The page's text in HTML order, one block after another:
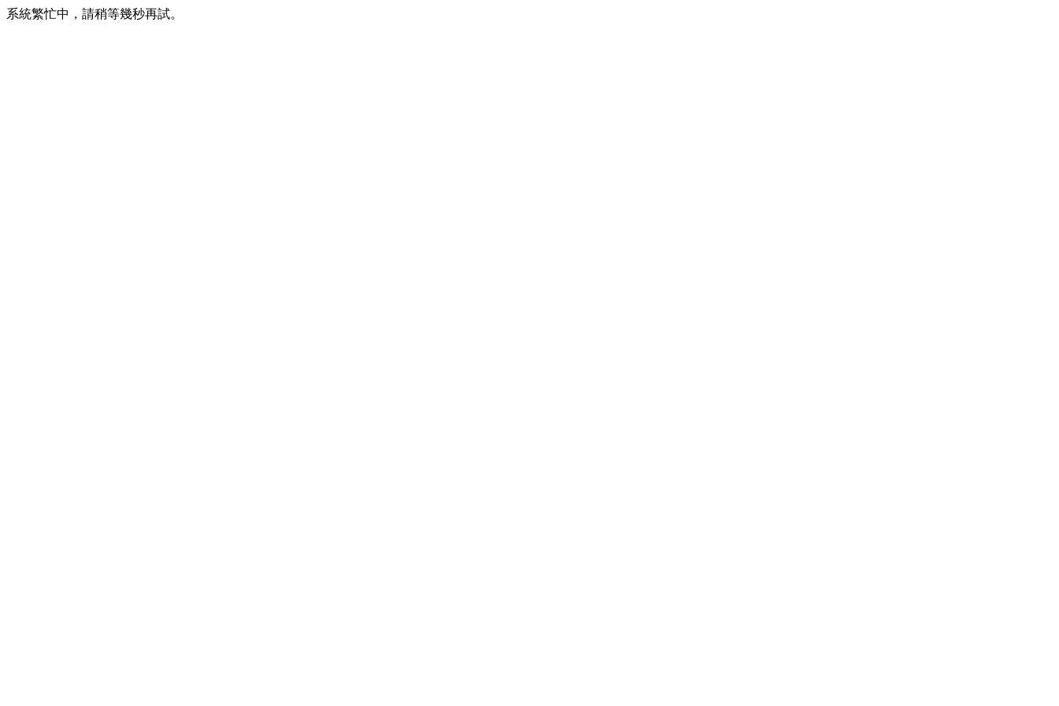
系統繁忙中，請稍等幾秒再試。